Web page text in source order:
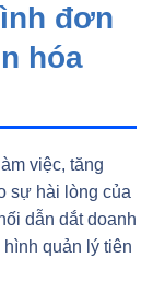
đơn
hóa
việc, tăng
sự hài lòng của
dẫn dắt doanh
quản lý tiên